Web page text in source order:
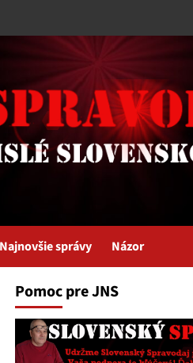
Najnovšie správy Názor
Pomoc pre JNS